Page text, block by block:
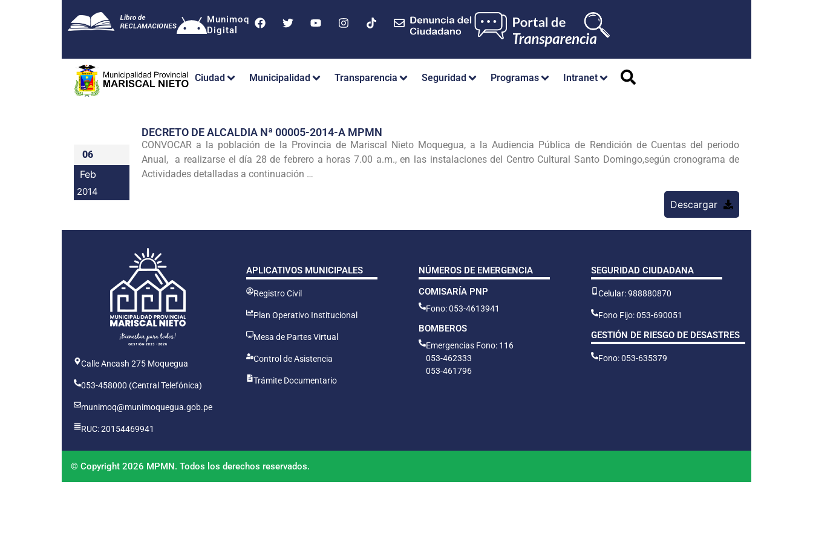
Munimoq
Digital
Ciudad Municipalidad Transparencia Seguridad Programas Intranet
06
Feb
2014
DECRETO DE ALCALDIA Nª 00005-2014-A MPMN
CONVOCAR a la población de la Provincia de Mariscal Nieto Moquegua, a la Audiencia Pública de Rendición de Cuentas del periodo
Anual, a realizarse el día 28 de febrero a horas 7.00 a.m., en las instalaciones del Centro Cultural Santo Domingo,según cronograma de
Actividades detalladas a continuación …
Descargar
Calle Ancash 275 Moquegua
053-458000 (Central Telefónica)
munimoq@munimoquegua.gob.pe
RUC: 20154469941
APLICATIVOS MUNICIPALES
Registro Civil
Plan Operativo Institucional
Mesa de Partes Virtual
Control de Asistencia
Trámite Documentario
NÚMEROS DE EMERGENCIA
COMISARÍA PNP
Fono: 053-4613941
BOMBEROS
Emergencias Fono: 116
053-462333
053-461796
SEGURIDAD CIUDADANA
Celular: 988880870
Fono Fijo: 053-690051
GESTIÓN DE RIESGO DE DESASTRES
Fono: 053-635379
© Copyright 2026 MPMN. Todos los derechos reservados.